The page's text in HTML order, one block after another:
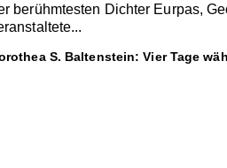
berühmtesten Dichter Eurpas,
S. Baltenstein: Vier Tage